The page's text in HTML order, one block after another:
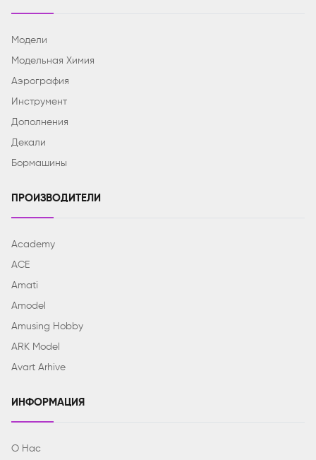
Модели
Модельная Химия
Аэрография
Инструмент
Дополнения
Декали
Бормашины
ПРОИЗВОДИТЕЛИ
Academy
ACE
Amati
Amodel
Amusing Hobby
ARK Model
Avart Arhive
ИНФОРМАЦИЯ
О Нас